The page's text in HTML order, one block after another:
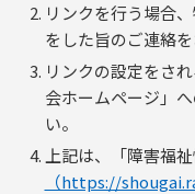
リンクを行う場合
をした旨のご連絡を
リンクの設定をさ
会ホームページ」
い。
上記は、「障害福
（https://